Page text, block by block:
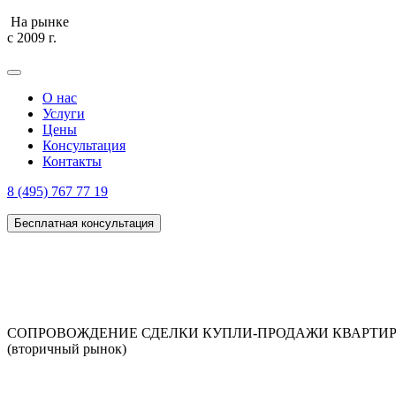
На рынке
с 2009 г.
О нас
Услуги
Цены
Консультация
Контакты
8 (495) 767 77 19
Бесплатная консультация
СОПРОВОЖДЕНИЕ СДЕЛКИ КУПЛИ-ПРОДАЖИ
(вторичный рынок)